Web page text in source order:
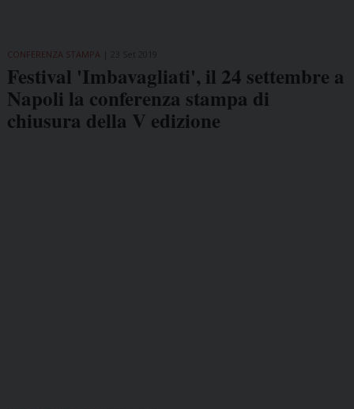
CONFERENZA STAMPA
Festival 'Imbavagliati', il 24 settembre a
Napoli la conferenza stampa di
chiusura della V edizione